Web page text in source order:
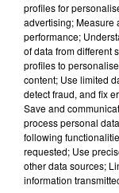
profiles for
advertising; Measure
performance;
of data from different
profiles to
content; Use limited
detect fraud, and fix
Save and
process personal
following
requested; Use
other data sources;
information